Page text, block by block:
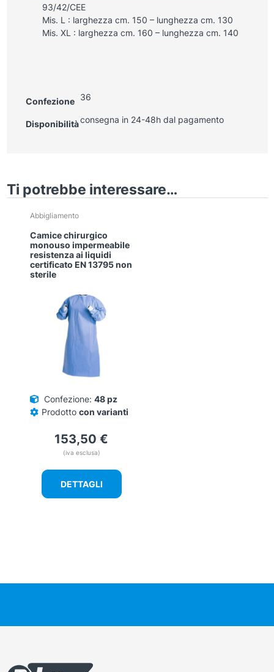
93/42/CEE
Mis. L : larghezza cm. 150 – lunghezza cm. 130
Mis. XL : larghezza cm. 160 – lunghezza cm. 140
Confezione 36
Disponibilitàconsegna in 24-48h dal pagamento
Ti potrebbe interessare…
Abbigliamento
Camice chirurgico
monouso impermeabile
resistenza ai liquidi
certificato EN 13795 non
sterile
Confezione: 48 pz
Prodotto con varianti
153,50 €
(iva esclusa)
DETTAGLI